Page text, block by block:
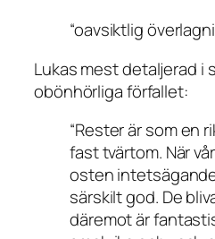
“oavsiktlig
Lukas mest detaljerad i
obönhörliga förfallet:
“Rester är som en
fast tvärtom. När
osten
särskilt god. De
däremot är